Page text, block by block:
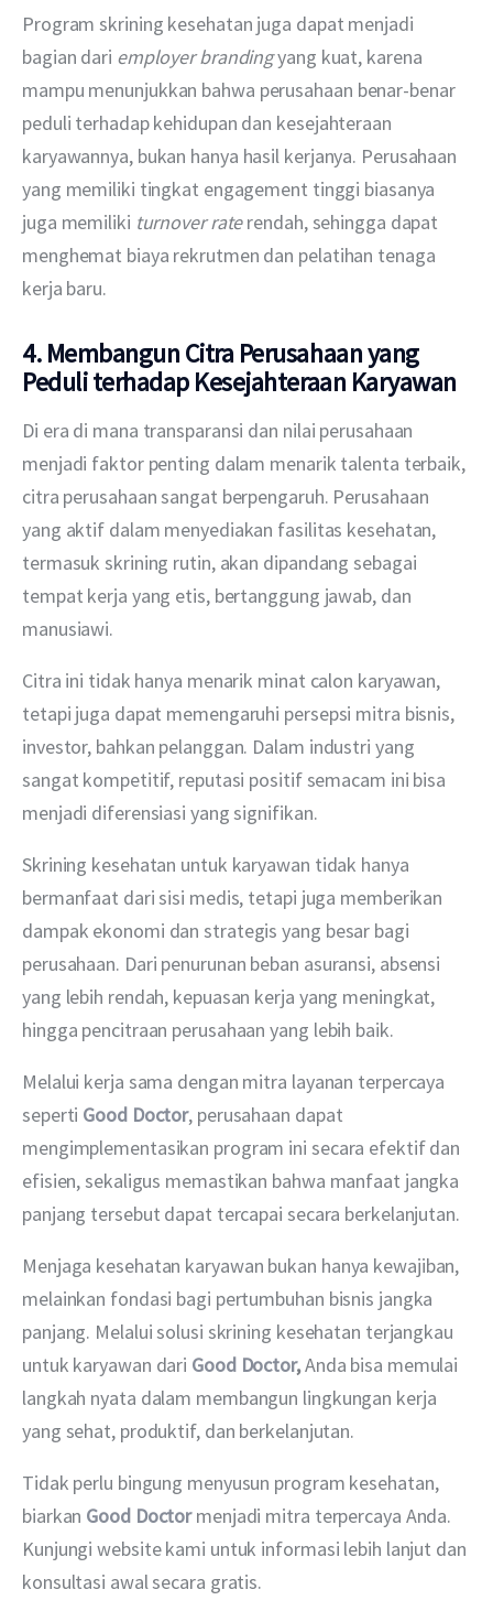
Program skrining kesehatan juga dapat menjadi
bagian dari employer branding yang kuat, karena
mampu menunjukkan bahwa perusahaan benar-benar
peduli terhadap kehidupan dan kesejahteraan
karyawannya, bukan hanya hasil kerjanya. Perusahaan
yang memiliki tingkat engagement tinggi biasanya
juga memiliki turnover rate rendah, sehingga dapat
menghemat biaya rekrutmen dan pelatihan tenaga
kerja baru.
4. Membangun Citra Perusahaan yang
Peduli terhadap Kesejahteraan Karyawan
Di era di mana transparansi dan nilai perusahaan
menjadi faktor penting dalam menarik talenta terbaik,
citra perusahaan sangat berpengaruh. Perusahaan
yang aktif dalam menyediakan fasilitas kesehatan,
termasuk skrining rutin, akan dipandang sebagai
tempat kerja yang etis, bertanggung jawab, dan
manusiawi.
Citra ini tidak hanya menarik minat calon karyawan,
tetapi juga dapat memengaruhi persepsi mitra bisnis,
investor, bahkan pelanggan. Dalam industri yang
sangat kompetitif, reputasi positif semacam ini bisa
menjadi diferensiasi yang signifikan.
Skrining kesehatan untuk karyawan tidak hanya
bermanfaat dari sisi medis, tetapi juga memberikan
dampak ekonomi dan strategis yang besar bagi
perusahaan. Dari penurunan beban asuransi, absensi
yang lebih rendah, kepuasan kerja yang meningkat,
hingga pencitraan perusahaan yang lebih baik.
Melalui kerja sama dengan mitra layanan terpercaya
seperti Good Doctor, perusahaan dapat
mengimplementasikan program ini secara efektif dan
efisien, sekaligus memastikan bahwa manfaat jangka
panjang tersebut dapat tercapai secara berkelanjutan.
Menjaga kesehatan karyawan bukan hanya kewajiban,
melainkan fondasi bagi pertumbuhan bisnis jangka
panjang. Melalui solusi skrining kesehatan terjangkau
untuk karyawan dari Good Doctor, Anda bisa memulai
langkah nyata dalam membangun lingkungan kerja
yang sehat, produktif, dan berkelanjutan.
Tidak perlu bingung menyusun program kesehatan,
biarkan Good Doctor menjadi mitra terpercaya Anda.
Kunjungi website kami untuk informasi lebih lanjut dan
konsultasi awal secara gratis.